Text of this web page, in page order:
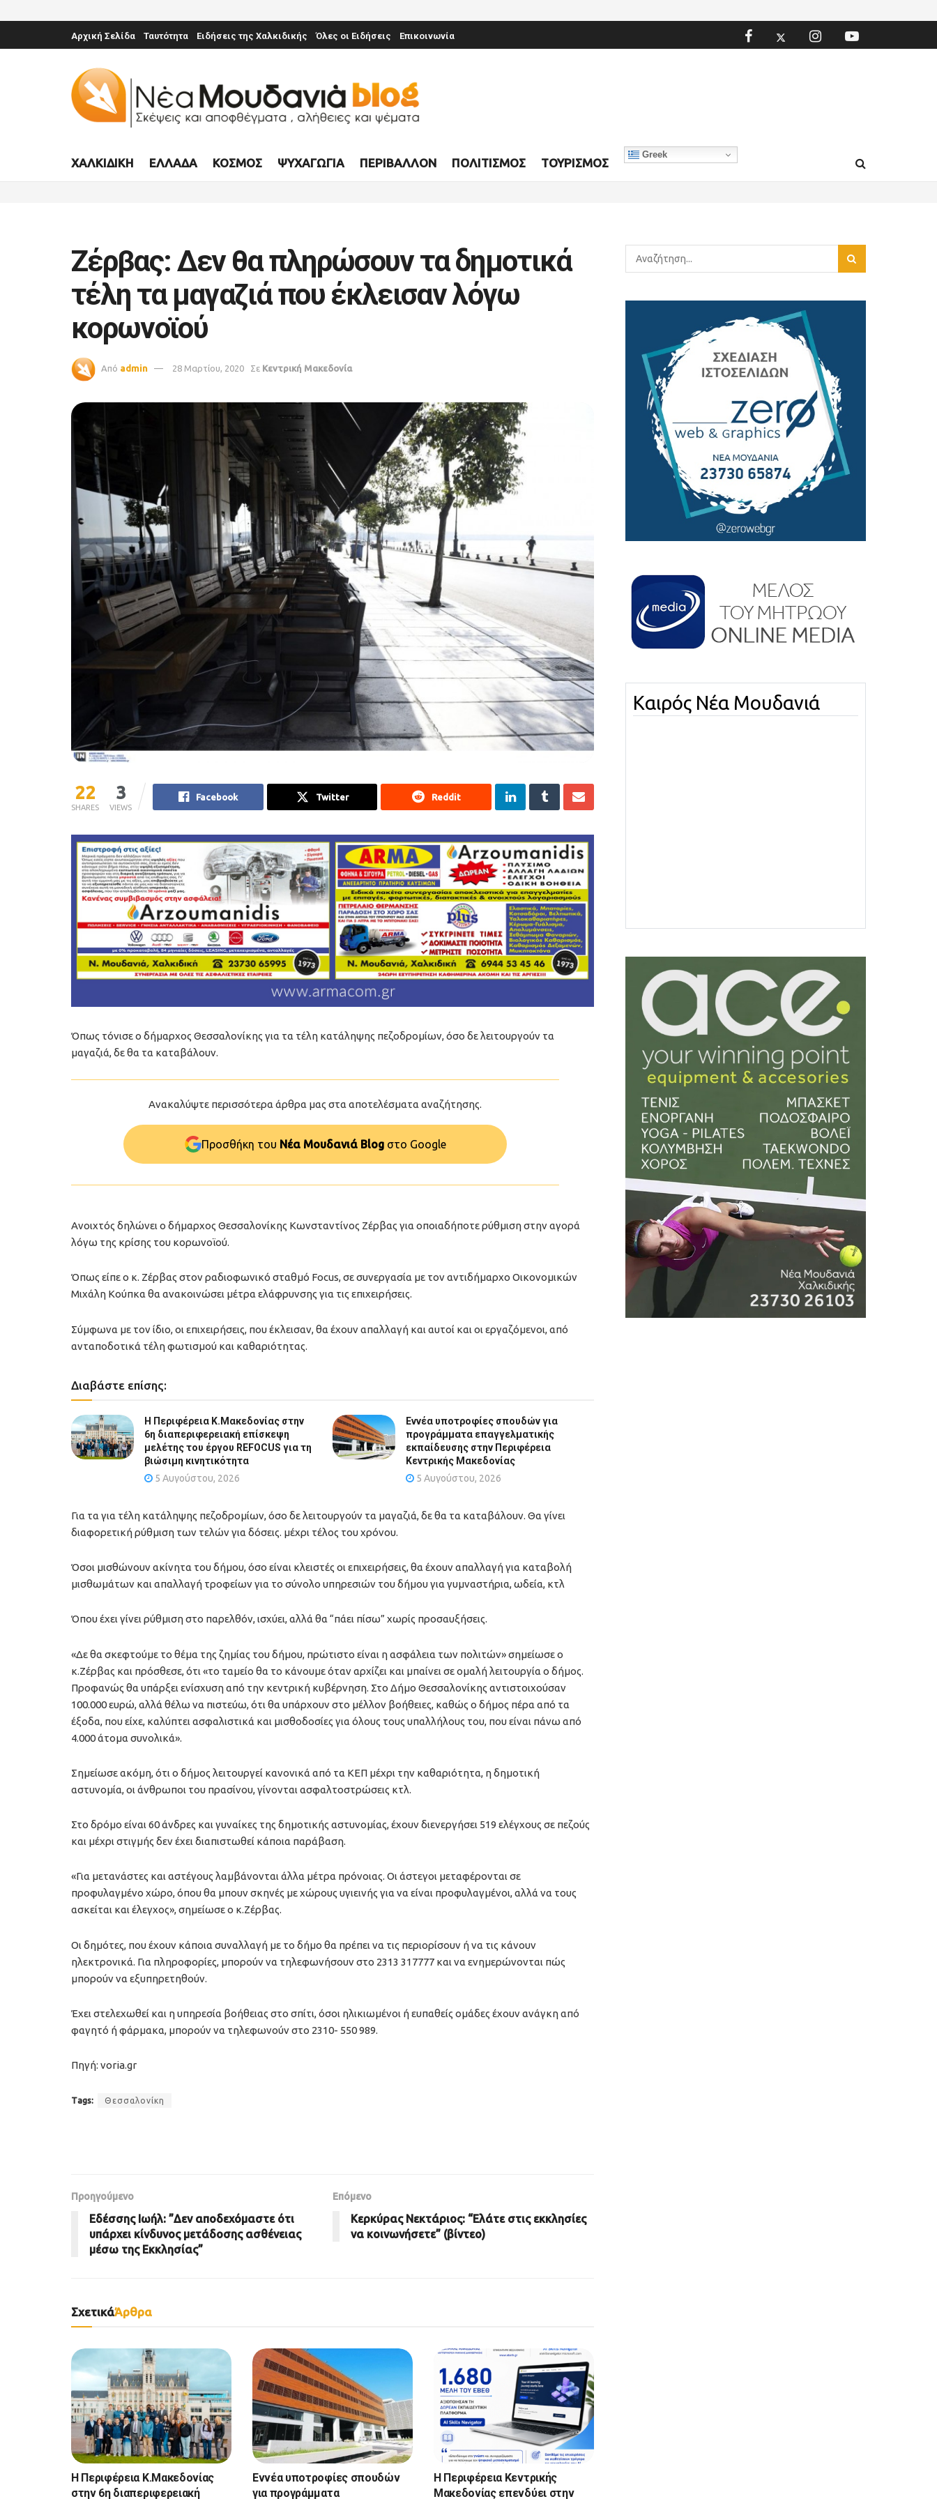
Αρχική Σελίδα Ταυτότητα Ειδήσεις της Χαλκιδικής Όλες οι Ειδήσεις Επικοινωνία
ΧΑΛΚΙΔΙΚΉ ΕΛΛΆΔΑ ΚΌΣΜΟΣ ΨΥΧΑΓΩΓΊΑ ΠΕΡΙΒΆΛΛΟΝ ΠΟΛΙΤΙΣΜΌΣ ΤΟΥΡΙΣΜΌΣ
Greek
Ζέρβας: Δεν θα πληρώσουν τα δημοτικά
τέλη τα μαγαζιά που έκλεισαν λόγω
κορωνοϊού
Από admin 28 Μαρτίου, 2020 Σε Κεντρική Μακεδονία
22
SHARES
3
VIEWS
Facebook Twitter Reddit
Όπως τόνισε ο δήμαρχος Θεσσαλονίκης για τα τέλη κατάληψης πεζοδρομίων, όσο δε λειτουργούν τα
μαγαζιά, δε θα τα καταβάλουν.
Ανακαλύψτε περισσότερα άρθρα μας στα αποτελέσματα αναζήτησης.
Προσθήκη του Νέα Μουδανιά Blogστo Google
Ανοιχτός δηλώνει ο δήμαρχος Θεσσαλονίκης Κωνσταντίνος Ζέρβας για οποιαδήποτε ρύθμιση στην αγορά
λόγω της κρίσης του κορωνοϊού.
Όπως είπε ο κ. Ζέρβας στον ραδιοφωνικό σταθμό Focus, σε συνεργασία με τον αντιδήμαρχο Οικονομικών
Μιχάλη Κούπκα θα ανακοινώσει μέτρα ελάφρυνσης για τις επιχειρήσεις.
Σύμφωνα με τον ίδιο, οι επιχειρήσεις, που έκλεισαν, θα έχουν απαλλαγή και αυτοί και οι εργαζόμενοι, από
ανταποδοτικά τέλη φωτισμού και καθαριότητας.
Διαβάστε επίσης:
Η Περιφέρεια Κ.Μακεδονίας στην
6η διαπεριφερειακή επίσκεψη
μελέτης του έργου REFOCUS για τη
βιώσιμη κινητικότητα
5 Αυγούστου, 2026
Εννέα υποτροφίες σπουδών για
προγράμματα επαγγελματικής
εκπαίδευσης στην Περιφέρεια
Κεντρικής Μακεδονίας
5 Αυγούστου, 2026
Για τα για τέλη κατάληψης πεζοδρομίων, όσο δε λειτουργούν τα μαγαζιά, δε θα τα καταβάλουν. Θα γίνει
διαφορετική ρύθμιση των τελών για δόσεις. μέχρι τέλος του χρόνου.
Όσοι μισθώνουν ακίνητα του δήμου, όσο είναι κλειστές οι επιχειρήσεις, θα έχουν απαλλαγή για καταβολή
μισθωμάτων και απαλλαγή τροφείων για το σύνολο υπηρεσιών του δήμου για γυμναστήρια, ωδεία, κτλ
Όπου έχει γίνει ρύθμιση στο παρελθόν, ισχύει, αλλά θα “πάει πίσω” χωρίς προσαυξήσεις.
«Δε θα σκεφτούμε το θέμα της ζημίας του δήμου, πρώτιστο είναι η ασφάλεια των πολιτών» σημείωσε ο
κ.Ζέρβας και πρόσθεσε, ότι «το ταμείο θα το κάνουμε όταν αρχίζει και μπαίνει σε ομαλή λειτουργία ο δήμος.
Προφανώς θα υπάρξει ενίσχυση από την κεντρική κυβέρνηση. Στο Δήμο Θεσσαλονίκης αντιστοιχούσαν
100.000 ευρώ, αλλά θέλω να πιστεύω, ότι θα υπάρχουν στο μέλλον βοήθειες, καθώς ο δήμος πέρα από τα
έξοδα, που είχε, καλύπτει ασφαλιστικά και μισθοδοσίες για όλους τους υπαλλήλους του, που είναι πάνω από
4.000 άτομα συνολικά».
Σημείωσε ακόμη, ότι ο δήμος λειτουργεί κανονικά από τα ΚΕΠ μέχρι την καθαριότητα, η δημοτική
αστυνομία, οι άνθρωποι του πρασίνου, γίνονται ασφαλτοστρώσεις κτλ.
Στο δρόμο είναι 60 άνδρες και γυναίκες της δημοτικής αστυνομίας, έχουν διενεργήσει 519 ελέγχους σε πεζούς
και μέχρι στιγμής δεν έχει διαπιστωθεί κάποια παράβαση.
«Για μετανάστες και αστέγους λαμβάνονται άλλα μέτρα πρόνοιας. Οι άστεγοι μεταφέρονται σε
προφυλαγμένο χώρο, όπου θα μπουν σκηνές με χώρους υγιεινής για να είναι προφυλαγμένοι, αλλά να τους
ασκείται και έλεγχος», σημείωσε ο κ.Ζέρβας.
Οι δημότες, που έχουν κάποια συναλλαγή με το δήμο θα πρέπει να τις περιορίσουν ή να τις κάνουν
ηλεκτρονικά. Για πληροφορίες, μπορούν να τηλεφωνήσουν στο 2313 317777 και να ενημερώνονται πώς
μπορούν να εξυπηρετηθούν.
Έχει στελεχωθεί και η υπηρεσία βοήθειας στο σπίτι, όσοι ηλικιωμένοι ή ευπαθείς ομάδες έχουν ανάγκη από
φαγητό ή φάρμακα, μπορούν να τηλεφωνούν στο 2310- 550 989.
Πηγή: voria.gr
Tags: Θεσσαλονίκη
Προηγούμενο
Εδέσσης Ιωήλ: ”Δεν αποδεχόμαστε ότι
υπάρχει κίνδυνος μετάδοσης ασθένειας
μέσω της Εκκλησίας”
Επόμενο
Κερκύρας Νεκτάριος: “Ελάτε στις εκκλησίες
να κοινωνήσετε” (βίντεο)
ΣχετικάΆρθρα
Η Περιφέρεια Κ.Μακεδονίας
στην 6η διαπεριφερειακή
Εννέα υποτροφίες σπουδών
για προγράμματα
Η Περιφέρεια Κεντρικής
Μακεδονίας επενδύει στην
Καιρός Νέα Μουδανιά